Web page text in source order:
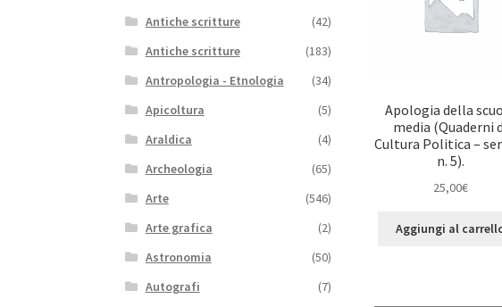
Apologia della
media (Quaderni
Cultura Politica –
n. 5).
25,00€
Aggiungi al
Antiche scritture
(42)
Antiche scritture
(183)
Antropologia - Etnologia
(34)
Apicoltura
(5)
Araldica
(4)
Archeologia
(65)
Arte
(546)
Arte grafica
(2)
Astronomia
(50)
Autografi
(7)